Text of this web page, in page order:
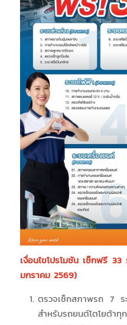
เงื่อนไขโปรโมชัน เช็กฟรี
มกราคม 2569)
ตรวจเช็กสภาพรถ 7
สำหรับรถยนต์โตโยต้าทุ